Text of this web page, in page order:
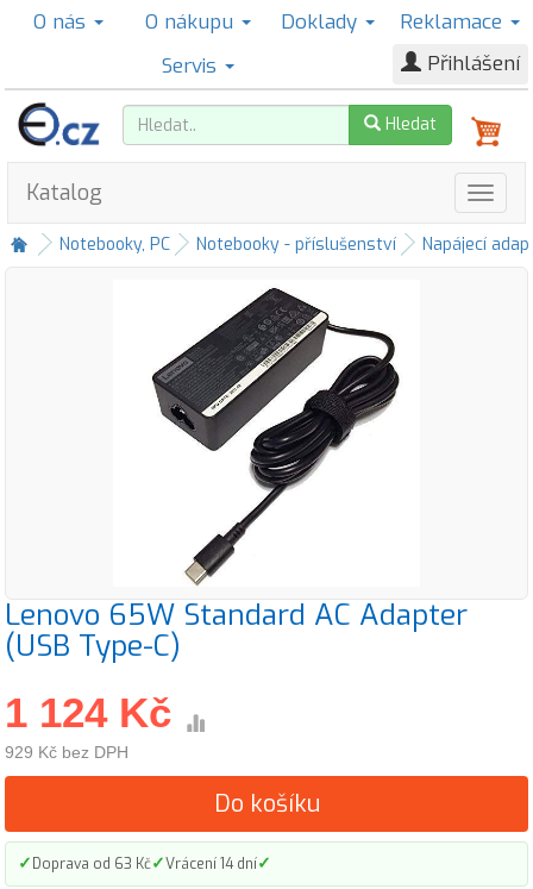
O nás O nákupu Doklady
Reklamace
Servis
Přihlášení
Hledat
Katalog
Notebooky, PC Notebooky - příslušenství Napájecí
Lenovo 65W Standard AC Adapter
(USB Type-C)
1 124 Kč
929 Kč bez DPH
Do košíku
✓Doprava od 63 Kč✓Vrácení 14 dní✓